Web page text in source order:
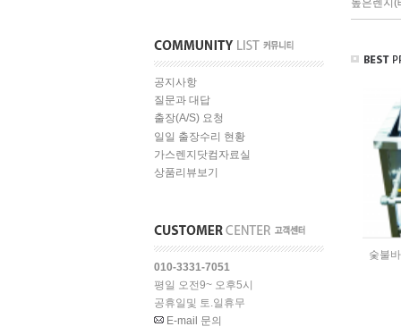
공지사항
질문과 대답
출장(A/S) 요청
일일 출장수리 현황
가스렌지닷컴자료실
상품리뷰보기
010-3331-7051
평일 오전9~ 오후5시
공휴일및 토.일휴무
E-mail 문의
높은렌지(
숯불